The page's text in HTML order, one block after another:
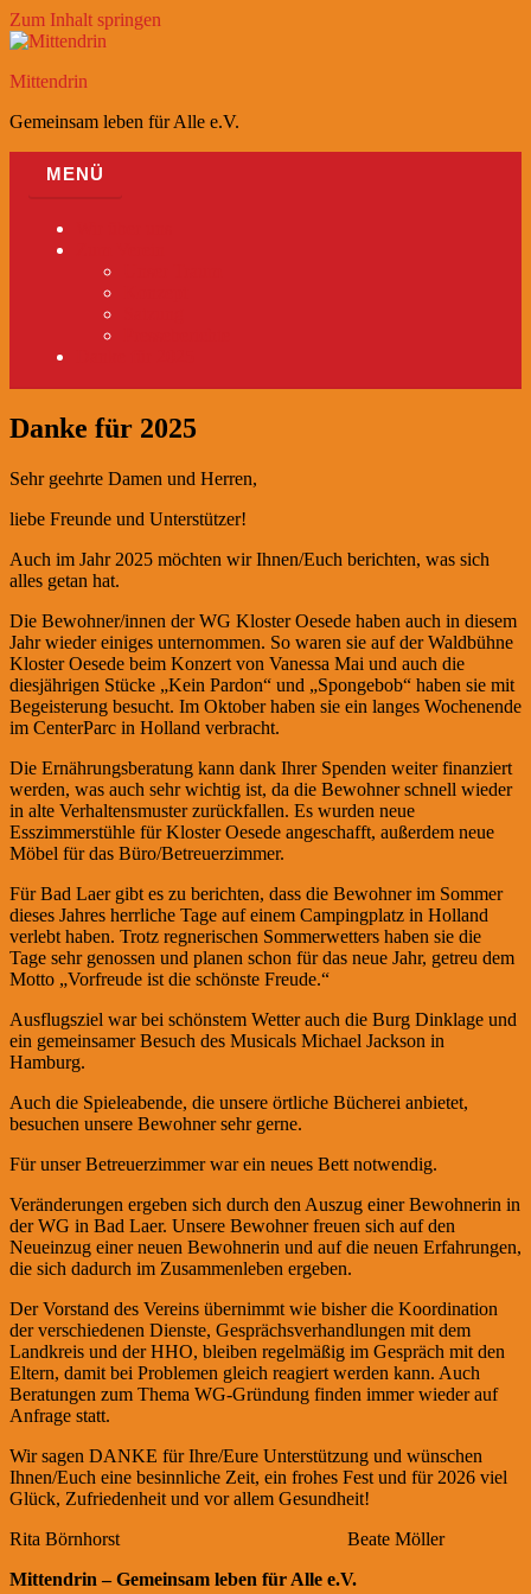
Zum Inhalt springen
Mittendrin
Gemeinsam leben für Alle e.V.
MENÜ
Danke für 2025
Sehr geehrte Damen und Herren,
liebe Freunde und Unterstützer!
Auch im Jahr 2025 möchten wir Ihnen/Euch berichten, was sich
alles getan hat.
Die Bewohner/innen der WG Kloster Oesede haben auch in diesem
Jahr wieder einiges unternommen. So waren sie auf der Waldbühne
Kloster Oesede beim Konzert von Vanessa Mai und auch die
diesjährigen Stücke „Kein Pardon“ und „Spongebob“ haben sie mit
Begeisterung besucht. Im Oktober haben sie ein langes Wochenende
im CenterParc in Holland verbracht.
Die Ernährungsberatung kann dank Ihrer Spenden weiter finanziert
werden, was auch sehr wichtig ist, da die Bewohner schnell wieder
in alte Verhaltensmuster zurückfallen. Es wurden neue
Esszimmerstühle für Kloster Oesede angeschafft, außerdem neue
Möbel für das Büro/Betreuerzimmer.
Für Bad Laer gibt es zu berichten, dass die Bewohner im Sommer
dieses Jahres herrliche Tage auf einem Campingplatz in Holland
verlebt haben. Trotz regnerischen Sommerwetters haben sie die
Tage sehr genossen und planen schon für das neue Jahr, getreu dem
Motto „Vorfreude ist die schönste Freude.“
Ausflugsziel war bei schönstem Wetter auch die Burg Dinklage und
ein gemeinsamer Besuch des Musicals Michael Jackson in
Hamburg.
Auch die Spieleabende, die unsere örtliche Bücherei anbietet,
besuchen unsere Bewohner sehr gerne.
Für unser Betreuerzimmer war ein neues Bett notwendig.
Veränderungen ergeben sich durch den Auszug einer Bewohnerin in
der WG in Bad Laer. Unsere Bewohner freuen sich auf den
Neueinzug einer neuen Bewohnerin und auf die neuen Erfahrungen,
die sich dadurch im Zusammenleben ergeben.
Der Vorstand des Vereins übernimmt wie bisher die Koordination
der verschiedenen Dienste, Gesprächsverhandlungen mit dem
Landkreis und der HHO, bleiben regelmäßig im Gespräch mit den
Eltern, damit bei Problemen gleich reagiert werden kann. Auch
Beratungen zum Thema WG-Gründung finden immer wieder auf
Anfrage statt.
Wir sagen DANKE für Ihre/Eure Unterstützung und wünschen
Ihnen/Euch eine besinnliche Zeit, ein frohes Fest und für 2026 viel
Glück, Zufriedenheit und vor allem Gesundheit!
Rita Börnhorst Beate Möller
Mittendrin – Gemeinsam leben für Alle e.V.